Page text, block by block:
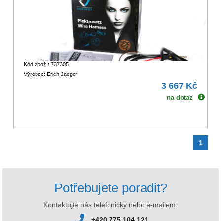
Kód zboží: 737305
Výrobce: Erich Jaeger
3 667 Kč
na dotaz
1
Potřebujete poradit?
Kontaktujte nás telefonicky nebo e-mailem.
+420 775 104 121